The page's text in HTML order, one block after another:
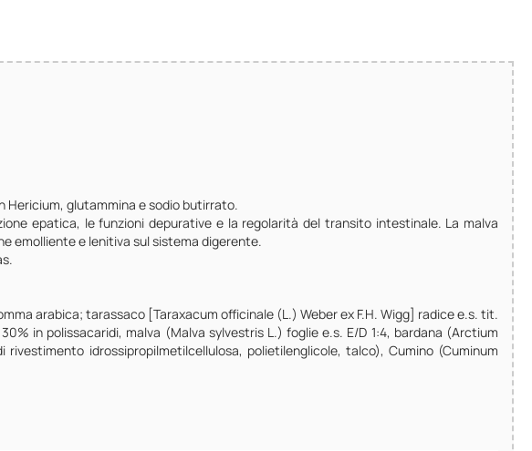
Hericium, glutammina e sodio butirrato.
epatica, le funzioni depurative e la regolarità del transito intestinale. La malva
emolliente e lenitiva sul sistema digerente.
arabica; tarassaco [Taraxacum officinale (L.) Weber ex F.H. Wigg] radice e.s. tit.
in polissacaridi, malva (Malva sylvestris L.) foglie e.s. E/D 1:4, bardana (Arctium
idrossipropilmetilcellulosa, polietilenglicole, talco), Cumino (Cuminum